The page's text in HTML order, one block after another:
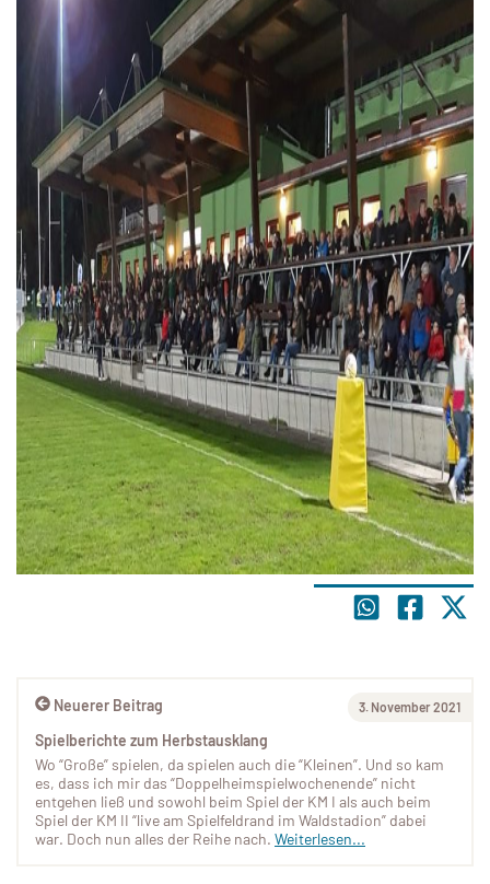
Neuerer Beitrag 3. November 2021
Spielberichte zum Herbstausklang
Wo “Große” spielen, da spielen auch die “Kleinen”. Und so kam
es, dass ich mir das “Doppelheimspielwochenende” nicht
entgehen ließ und sowohl beim Spiel der KM I als auch beim
Spiel der KM II “live am Spielfeldrand im Waldstadion” dabei
war. Doch nun alles der Reihe nach. Weiterlesen...